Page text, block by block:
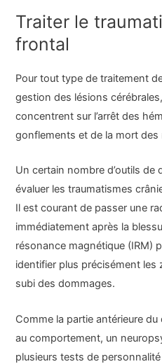
Traiter le
frontal
Pour tout type de traitement
gestion des lésions
concentrent sur l’arrêt des
gonflements et de la mort des
Un certain nombre d’outils de
évaluer les traumatismes
Il est courant de passer une
immédiatement après la
résonance magnétique (IRM)
identifier plus précisément les
subi des dommages.
Comme la partie antérieure
au comportement, un
plusieurs tests de